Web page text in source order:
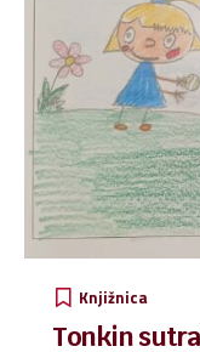
Knjižnica
Tonkin